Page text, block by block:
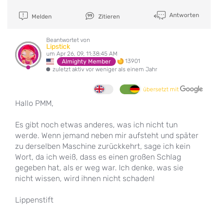
Melden Zitieren Antworten
Beantwortet von
Lipstick
um Apr 26, 09, 11:38:45 AM
Almighty Member
13901
zuletzt aktiv vor weniger als einem Jahr
übersetzt mit
Hallo PMM,
Es gibt noch etwas anderes, was ich nicht tun
werde. Wenn jemand neben mir aufsteht und später
zu derselben Maschine zurückkehrt, sage ich kein
Wort, da ich weiß, dass es einen großen Schlag
gegeben hat, als er weg war. Ich denke, was sie
nicht wissen, wird ihnen nicht schaden!
Lippenstift